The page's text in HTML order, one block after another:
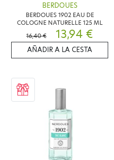
BERDOUES
BERDOUES 1902 EAU DE
COLOGNE NATURELLE 125 ML
16,40 €
13,94 €
AÑADIR A LA CESTA